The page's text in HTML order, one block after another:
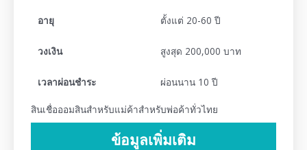
อายุ ตั้งแต่ 20-60 ปี
วงเงิน สูงสุด 200,000 บาท
เวลาผ่อนชำระ ผ่อนนาน 10 ปี
สินเชื่อออมสินสำหรับแม่ค้าสำหรับพ่อค้าทั่วไทย
ข้อมูลเพิ่มเติม